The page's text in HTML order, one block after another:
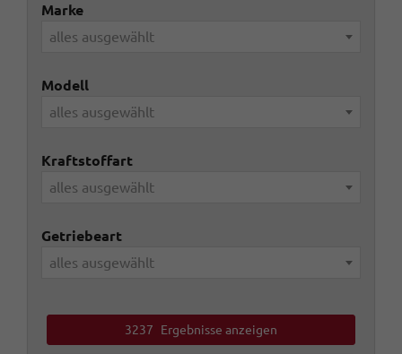
Marke
alles ausgewählt
Modell
alles ausgewählt
Kraftstoffart
alles ausgewählt
Getriebeart
alles ausgewählt
3237 Ergebnisse anzeigen